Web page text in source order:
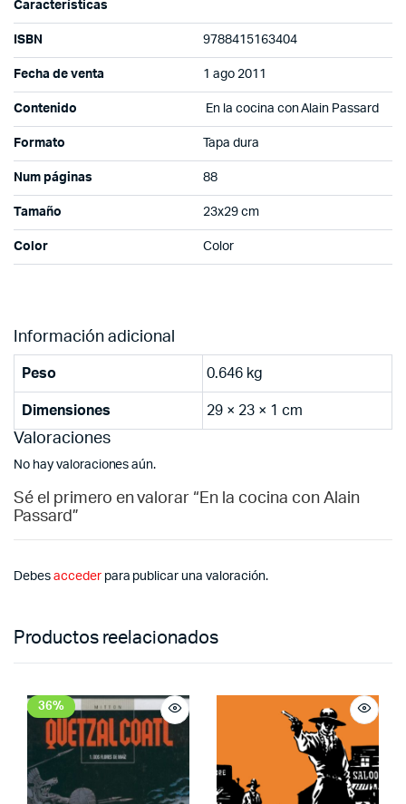
Características
ISBN 9788415163404
Fecha de venta 1 ago 2011
Contenido En la cocina con Alain Passard
Formato Tapa dura
Num páginas 88
Tamaño 23x29 cm
Color Color
Información adicional
Peso 0.646 kg
Dimensiones 29 × 23 × 1 cm
Valoraciones
No hay valoraciones aún.
Sé el primero en valorar “En la cocina con Alain
Passard”
Debes accederpara publicar una valoración.
Productos reelacionados
36%